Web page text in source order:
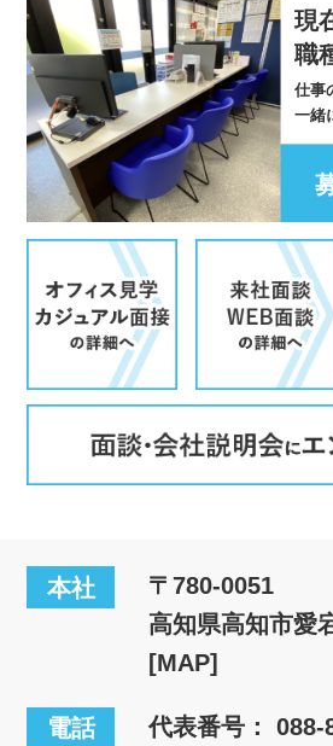
現
職
仕事
一緒
本社
〒780-0051
高知県高知市愛
[MAP]
電話 代表番号：088-